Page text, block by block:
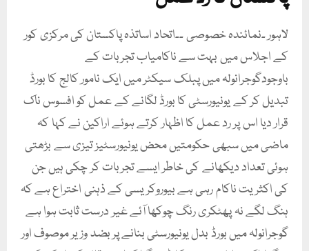
لاہور ۔نمائندہ خصوصی ۔۔اتحاد اساتذہ پاکستان کی مرکزی کور
کے اجلاس میں بہت سے ناکامیاب تجربات کے
باوجودگوجرانولہ میں پبلک سیکٹر میں ایک نامور کالج کا بورڈ
تبدیل کر کے یونیورسٹی کا بورڈ لگانے کے عمل کو افسوس ناک
قرار دیا اس پر رد عمل کا اظہار کرتے ہوئے اراکین نے کہا کہ
ماضی میں سبھی حکومتیں محض یونیورسٹیز تیزی سے بڑھتی
ہوئی تعداد دیکھانے کی خاطر ایسے تجربات کر چکی ہیں جن
کی اکثریت ناکام رہی ہے بیوروکریسی کے ذہنی اختراع ہے کہ
ہنگ لگے نہ پھٹکری رنگ چوکھا آئے غیر درست ثابت ہوا ہے
گوجرانولہ میں بورڈ بدل یونیورسٹی بنانے پر بضد وزیر موصوف اور